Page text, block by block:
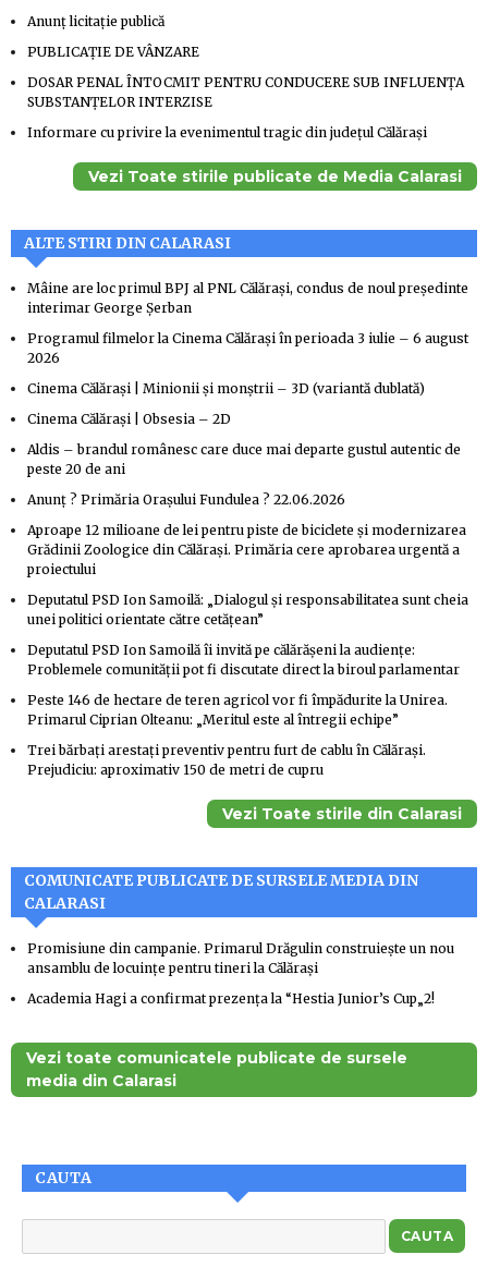
Anunț licitație publică
PUBLICAȚIE DE VÂNZARE
DOSAR PENAL ÎNTOCMIT PENTRU CONDUCERE SUB INFLUENȚA
SUBSTANȚELOR INTERZISE
Informare cu privire la evenimentul tragic din județul Călărași
Vezi Toate stirile publicate de Media Calarasi
ALTE STIRI DIN CALARASI
Mâine are loc primul BPJ al PNL Călărași, condus de noul președinte
interimar George Șerban
Programul filmelor la Cinema Călărași în perioada 3 iulie – 6 august
2026
Cinema Călărași | Minionii și monștrii – 3D (variantă dublată)
Cinema Călărași | Obsesia – 2D
Aldis – brandul românesc care duce mai departe gustul autentic de
peste 20 de ani
Anunț ? Primăria Orașului Fundulea ? 22.06.2026
Aproape 12 milioane de lei pentru piste de biciclete și modernizarea
Grădinii Zoologice din Călărași. Primăria cere aprobarea urgentă a
proiectului
Deputatul PSD Ion Samoilă: „Dialogul și responsabilitatea sunt cheia
unei politici orientate către cetățean”
Deputatul PSD Ion Samoilă îi invită pe călărășeni la audiențe:
Problemele comunității pot fi discutate direct la biroul parlamentar
Peste 146 de hectare de teren agricol vor fi împădurite la Unirea.
Primarul Ciprian Olteanu: „Meritul este al întregii echipe”
Trei bărbați arestați preventiv pentru furt de cablu în Călărași.
Prejudiciu: aproximativ 150 de metri de cupru
Vezi Toate stirile din Calarasi
COMUNICATE PUBLICATE DE SURSELE MEDIA DIN
CALARASI
Promisiune din campanie. Primarul Drăgulin construiește un nou
ansamblu de locuințe pentru tineri la Călărași
Academia Hagi a confirmat prezența la “Hestia Junior’s Cup„2!
Vezi toate comunicatele publicate de sursele
media din Calarasi
CAUTA